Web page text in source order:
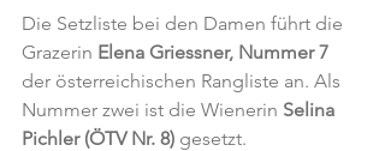
Die Setzliste bei den Damen führt die
Grazerin Elena Griessner, Nummer 7
der österreichischen Rangliste an. Als
Nummer zwei ist die Wienerin Selina
Pichler (ÖTV Nr. 8) gesetzt.